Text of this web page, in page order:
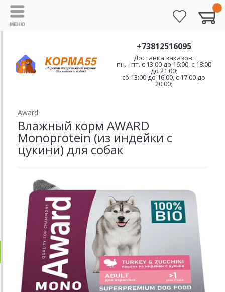
+73812516095
Доставка заказов:
пн. - пт. с 13:00 до 16:00, с 18:00
до 21:00;
сб.13:00 до 16:00, с 17:00 до
20:00;
Award
Влажный корм AWARD
Monoprotein (из индейки с
цукини) для собак